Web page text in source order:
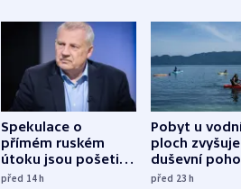
Spekulace o
přímém ruském
útoku jsou pošetilé,
míní estonský
před 14h
Pobyt u
ploch zvyšuje
duševní
ukázala
před 23h